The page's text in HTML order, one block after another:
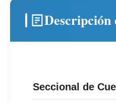
Seccional de